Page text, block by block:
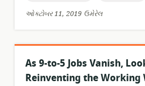
ઓક્ટોબર 11, 2019 ઉમેરેલ
As 9-to-5 Jobs Vanish,
Reinventing the Working